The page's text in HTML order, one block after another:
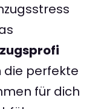
die perfekte
für dich